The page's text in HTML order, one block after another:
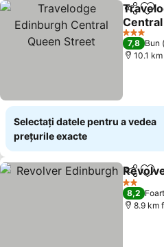
3 Stele
7,8 Bun
10.1
Selectați datele pentru a vedea
prețurile exacte
2 Stele
8,2
8.9 km